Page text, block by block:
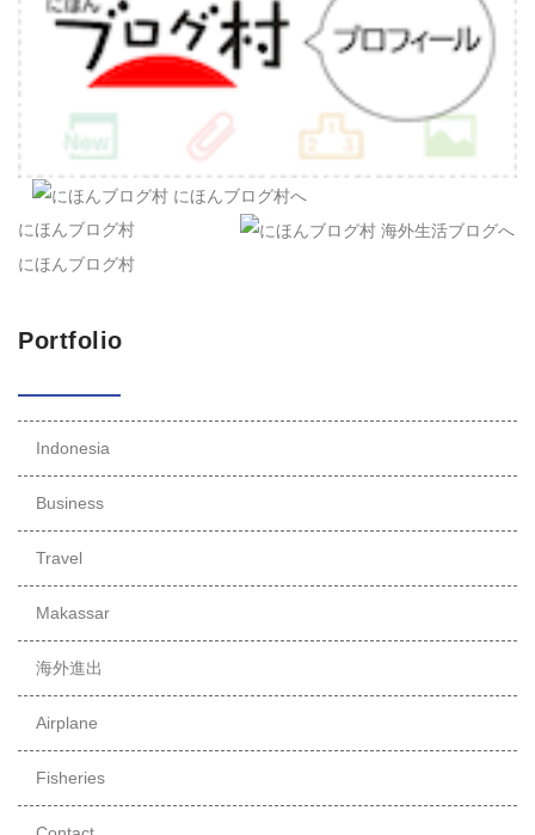
にほんブログ村
にほんブログ村
Portfolio
Indonesia
Business
Travel
Makassar
海外進出
Airplane
Fisheries